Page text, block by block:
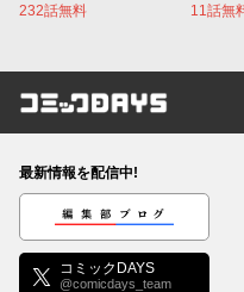
232話無料 11話無
コミックDAYS
最新情報を配信中!
編集部ブログ
コミックDAYS
@comicdays_team